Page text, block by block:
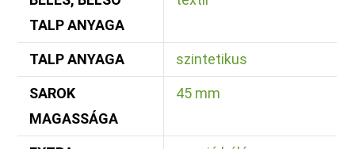
TALP ANYAGA
TALP ANYAGA szintetikus
SAROK
MAGASSÁGA
45 mm